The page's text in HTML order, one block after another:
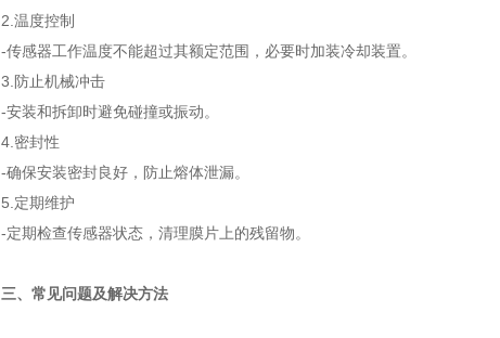
2.温度控制
-传感器工作温度不能超过其额定范围，必要时加装冷却装置。
3.防止机械冲击
-安装和拆卸时避免碰撞或振动。
4.密封性
-确保安装密封良好，防止熔体泄漏。
5.定期维护
-定期检查传感器状态，清理膜片上的残留物。
三、常见问题及解决方法